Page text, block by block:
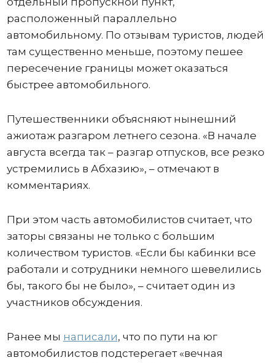
расположенный параллельно
автомобильному. По отзывам туристов, людей
там существенно меньше, поэтому пешее
пересечение границы может оказаться
быстрее автомобильного.
Путешественники объясняют нынешний
ажиотаж разгаром летнего сезона. «В начале
августа всегда так – разгар отпусков, все резко
устремились в Абхазию», – отмечают в
комментариях.
При этом часть автомобилистов считает, что
заторы связаны не только с большим
количеством туристов. «Если бы кабинки все
работали и сотрудники немного шевелились
бы, такого бы не было», – считает один из
участников обсуждения.
Ранее мы написали, что по пути на юг
автомобилистов подстерегает «вечная